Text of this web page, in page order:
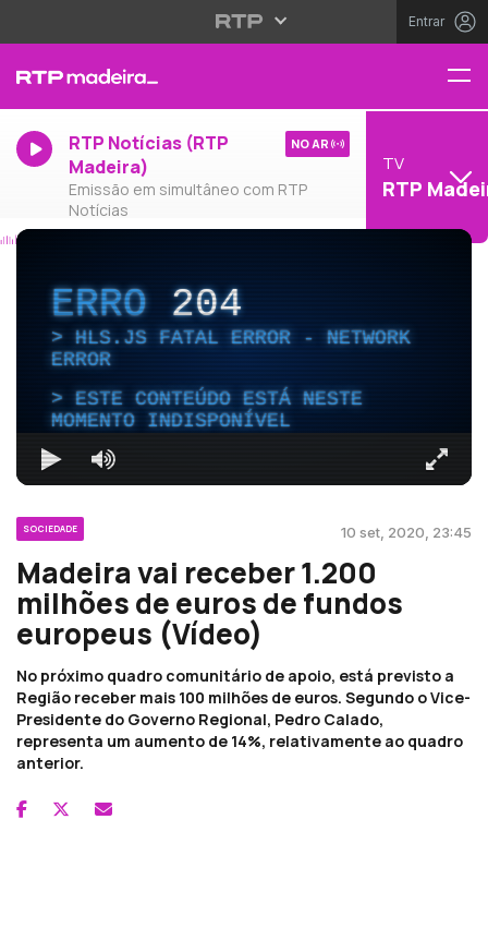
Entrar
RTP Notícias (RTP
Madeira)
Emissão em simultâneo com RTP
Notícias
NO AR
TV
RTP
ERRO204
HLS.JS FATAL ERROR - NETWORK
ERROR
ESTE CONTEÚDO ESTÁ NESTE
MOMENTO INDISPONÍVEL
SOCIEDADE 10 set, 2020, 23:45
Madeira vai receber 1.200
milhões de euros de fundos
europeus (Vídeo)
No próximo quadro comunitário de apoio, está previsto a
Região receber mais 100 milhões de euros. Segundo o Vice-
Presidente do Governo Regional, Pedro Calado,
representa um aumento de 14%, relativamente ao quadro
anterior.